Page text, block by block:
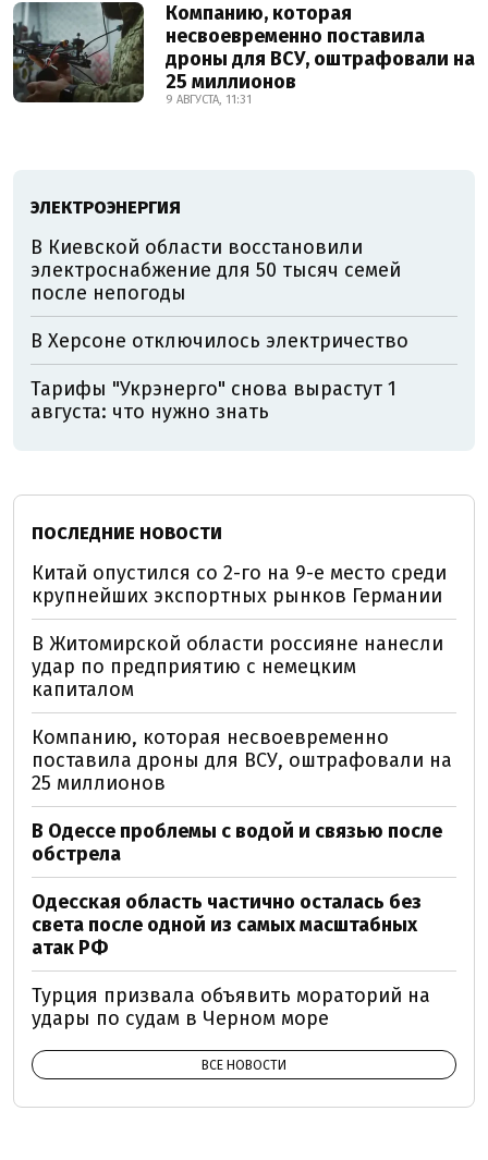
Компанию, которая
несвоевременно поставила
дроны для ВСУ, оштрафовали на
25 миллионов
9 АВГУСТА, 11:31
ЭЛЕКТРОЭНЕРГИЯ
В Киевской области восстановили
электроснабжение для 50 тысяч семей
после непогоды
В Херсоне отключилось электричество
Тарифы "Укрэнерго" снова вырастут 1
августа: что нужно знать
ПОСЛЕДНИЕ НОВОСТИ
Китай опустился со 2-го на 9-е место среди
крупнейших экспортных рынков Германии
В Житомирской области россияне нанесли
удар по предприятию с немецким
капиталом
Компанию, которая несвоевременно
поставила дроны для ВСУ, оштрафовали на
25 миллионов
В Одессе проблемы с водой и связью после
обстрела
Одесская область частично осталась без
света после одной из самых масштабных
атак РФ
Турция призвала объявить мораторий на
удары по судам в Черном море
ВСЕ НОВОСТИ